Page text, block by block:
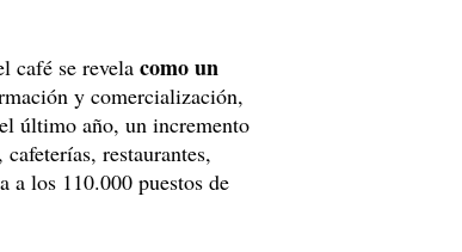
café se revela como un
y comercialización,
último año, un incremento
restaurantes,
a los 110.000 puestos de